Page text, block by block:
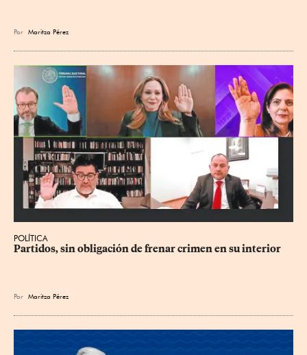
Por Maritza Pérez
POLÍTICA
Partidos, sin obligación de frenar crimen en su interior
Por Maritza Pérez